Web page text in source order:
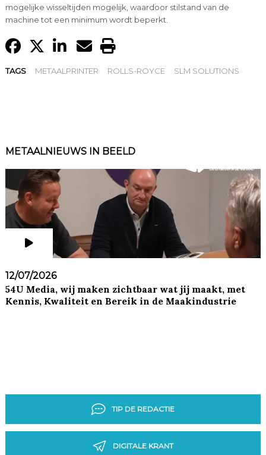
mogelijke wisseltijden mogelijk, waardoor stilstand van de
machine tot een minimum wordt beperkt.
TAGS METAALPRINTER ROLLS-ROYCE SLM SOLUTIONS
METAALNIEUWS IN BEELD
12/07/2026
54U Media, wij maken zichtbaar wat jij maakt, met
Kennis, Kwaliteit en Bereik in de Maakindustrie
TIP DE REDACTIE
DIGITALE KRANT